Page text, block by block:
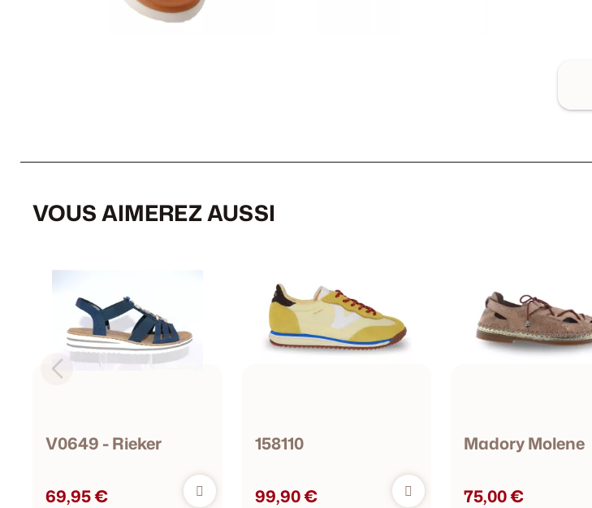
VOUS AIMEREZ AUSSI
V0649 - Rieker
69,95 €
158110
99,90 €
Madory Molene
75,00 €